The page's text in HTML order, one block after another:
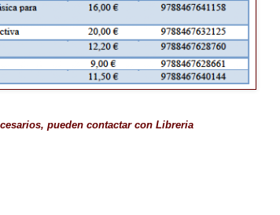
pueden contactar con Libreria